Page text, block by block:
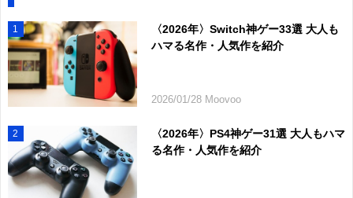
1
〈2026年〉Switch神ゲー33選 大人も
ハマる名作・人気作を紹介
2026/01/28 Moovoo
2
〈2026年〉PS4神ゲー31選 大人もハマ
る名作・人気作を紹介